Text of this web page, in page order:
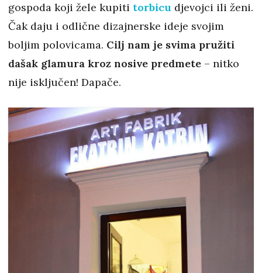
gospoda koji žele kupiti torbicu djevojci ili ženi.
Čak daju i odlične dizajnerske ideje svojim
boljim polovicama. Cilj nam je svima pružiti
dašak glamura kroz nosive predmete – nitko
nije isključen! Dapače.